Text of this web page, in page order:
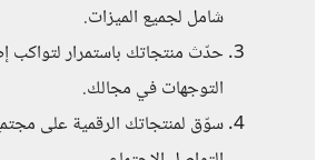
شامل لجميع الميزات.
حدّث منتجاتك باستمرار لتواكب
التوجهات في مجالك.
سوّق لمنتجاتك الرقمية على